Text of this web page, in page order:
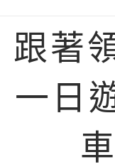
跟著
一日